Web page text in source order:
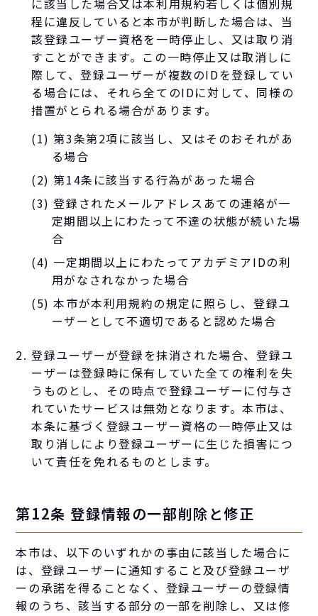
に該当した場合又は本利用規約若しくは個別規
程に違反していると本市が判断した場合は、当
該登録ユーザー資格を一時停止し、又は取り消
すことができます。この一時停止又は取消しに
際して、登録ユーザーが複数のIDを登録してい
る場合には、それら全てのIDに対して、同様の
措置がとられる場合があります。
(1) 第3条第2項に該当し、又はそのおそれがあ
る場合
(2) 第14条に該当する行為があった場合
(3) 登録されたメールアドレスあての連絡が一
定期間以上にわたって不達の状態が続いた場
合
(4) 一定期間以上にわたってアカデミアIDの利
用がなされなかった場合
(5) 本市が本利用規約の規定に照らし、登録ユ
ーザーとして不適切であると認めた場合
登録ユーザーが登録を抹消された場合、登録ユ
ーザーは登録時に保有していた全ての権利を失
うものとし、その時点で登録ユーザーに付与さ
れていたサービスは無効となります。本市は、
本条に基づく登録ユーザー資格の一時停止又は
取り消しにより登録ユーザーに生じた損害につ
いて責任を免れるものとします。
第12条 登録情報の一部削除と修正
本市は、以下のいずれかの事由に該当した場合に
は、登録ユーザーに通知すること及び登録ユーザ
ーの承諾を得ることなく、登録ユーザーの登録情
報のうち、該当する部分の一部を削除し、又は修